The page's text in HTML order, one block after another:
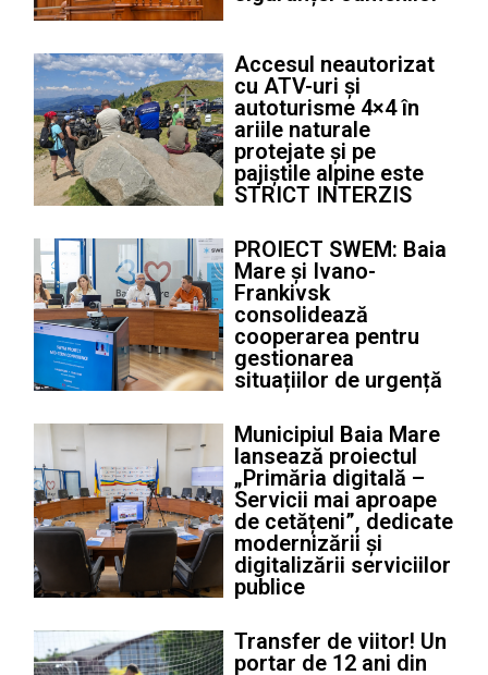
Accesul neautorizat
cu ATV-uri și
autoturisme 4×4 în
ariile naturale
protejate și pe
pajiștile alpine este
STRICT INTERZIS
PROIECT SWEM: Baia
Mare și Ivano-
Frankivsk
consolidează
cooperarea pentru
gestionarea
situațiilor de urgență
Municipiul Baia Mare
lansează proiectul
„Primăria digitală –
Servicii mai aproape
de cetățeni”, dedicate
modernizării și
digitalizării serviciilor
publice
Transfer de viitor! Un
portar de 12 ani din